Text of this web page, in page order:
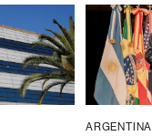
ARGENTINA